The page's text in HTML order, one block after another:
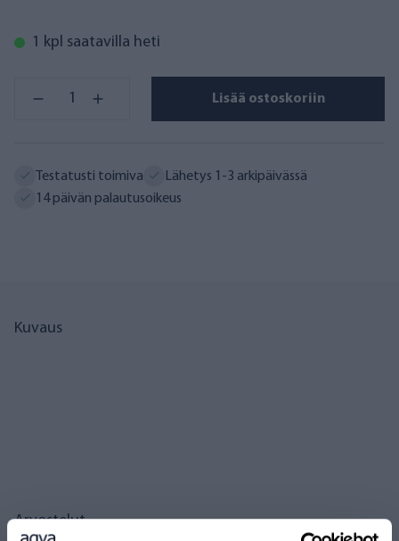
1 kpl saatavilla heti
Lisää ostoskoriin
Testatusti toimiva
Lähetys 1-3 arkipäivässä
14 päivän palautusoikeus
Kuvaus
Arvostelut